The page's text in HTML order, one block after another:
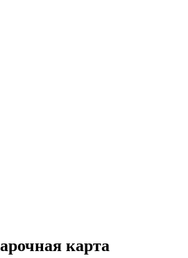
карта